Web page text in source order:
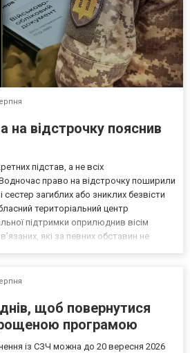
на відстрочку пояснив
підстав, а не всіх
право на відстрочку поширили
сестер загиблих або зниклих безвісти
територіальний центр
підтримки оприлюднив вісім
які за певних обставин не
щоб повернутися
програмою
із СЗЧ можна до 20 вересня 2026